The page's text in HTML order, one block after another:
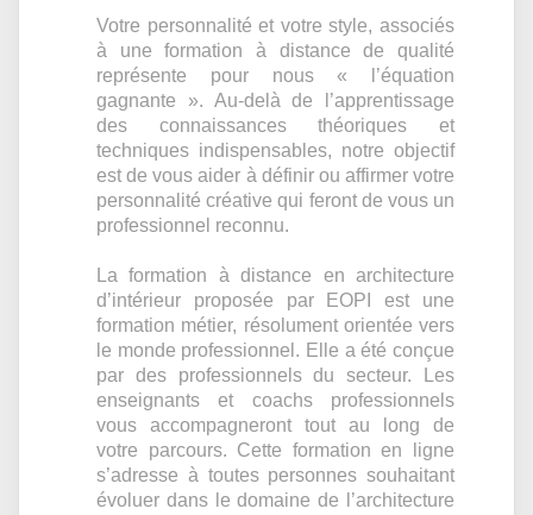
Votre personnalité et votre style, associés
à une formation à distance de qualité
représente pour nous « l’équation
gagnante ». Au-delà de l’apprentissage
des connaissances théoriques et
techniques indispensables, notre objectif
est de vous aider à définir ou affirmer votre
personnalité créative qui feront de vous un
professionnel reconnu.
La formation à distance en architecture
d’intérieur proposée par EOPI est une
formation métier, résolument orientée vers
le monde professionnel. Elle a été conçue
par des professionnels du secteur. Les
enseignants et coachs professionnels
vous accompagneront tout au long de
votre parcours. Cette formation en ligne
s’adresse à toutes personnes souhaitant
évoluer dans le domaine de l’architecture